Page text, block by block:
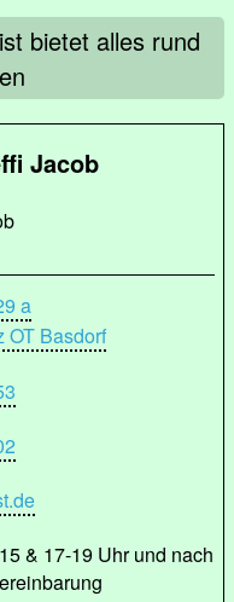
bietet alles rund
Jacob
a
OT Basdorf
& 17-19 Uhr und nach